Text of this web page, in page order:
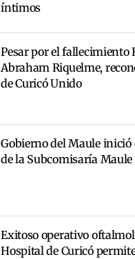
íntimos
Pesar por el fallecimiento
Abraham Riquelme,
de Curicó Unido
Gobierno del Maule
de la Subcomisaría Maule
Exitoso operativo
Hospital de Curicó